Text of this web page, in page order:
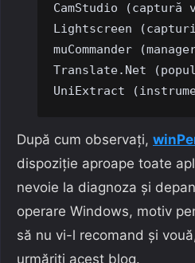
CamStudio
Lightscreen
muCommander
Translate.Net
UniExtract
După cum observați,
dispoziție aproape toate
nevoie la diagnoza și
operare Windows, motiv
să nu vi-l recomand și
urmăriți acest blog.